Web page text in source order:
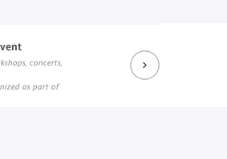
concerts,
as part of